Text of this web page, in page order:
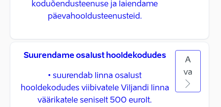
koduõendusteenuse ja laiendame
päevahooldusteenusteid.
Suurendame osalust hooldekodudes
• suurendab linna osalust
hooldekodudes viibivatele Viljandi linna
väärikatele seniselt 500 eurolt.
A
va